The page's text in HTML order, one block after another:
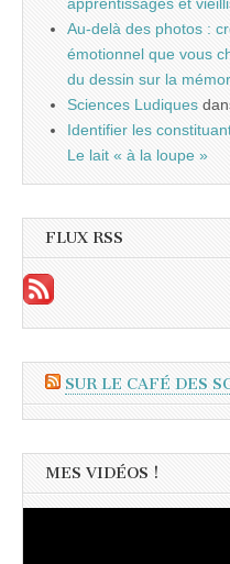
Au-delà des photos :
émotionnel que vous
du dessin sur la
Sciences Ludiques
Identifier les
Le lait « à la loupe »
FLUX RSS
SUR LE CAFÉ DES
MES VIDÉOS !